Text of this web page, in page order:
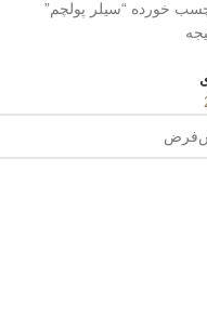
خورده “سیلر پولچم”